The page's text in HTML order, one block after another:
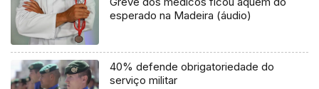
esperado na Madeira (áudio)
40% defende obrigatoriedade do
serviço militar